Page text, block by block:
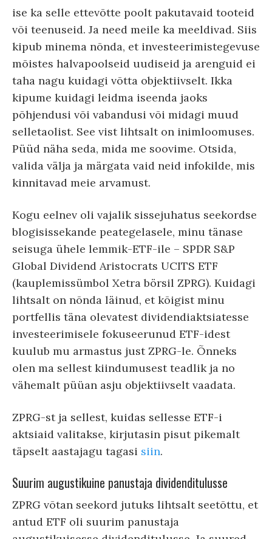
ise ka selle ettevõtte poolt pakutavaid tooteid
või teenuseid. Ja need meile ka meeldivad. Siis
kipub minema nõnda, et investeerimistegevuse
mõistes halvapoolseid uudiseid ja arenguid ei
taha nagu kuidagi võtta objektiivselt. Ikka
kipume kuidagi leidma iseenda jaoks
põhjendusi või vabandusi või midagi muud
selletaolist. See vist lihtsalt on inimloomuses.
Püüd näha seda, mida me soovime. Otsida,
valida välja ja märgata vaid neid infokilde, mis
kinnitavad meie arvamust.
Kogu eelnev oli vajalik sissejuhatus seekordse
blogisissekande peategelasele, minu tänase
seisuga ühele lemmik-ETF-ile – SPDR S&P
Global Dividend Aristocrats UCITS ETF
(kauplemissümbol Xetra börsil ZPRG). Kuidagi
lihtsalt on nõnda läinud, et kõigist minu
portfellis täna olevatest dividendiaktsiatesse
investeerimisele fokuseerunud ETF-idest
kuulub mu armastus just ZPRG-le. Õnneks
olen ma sellest kiindumusest teadlik ja no
vähemalt püüan asju objektiivselt vaadata.
ZPRG-st ja sellest, kuidas sellesse ETF-i
aktsiaid valitakse, kirjutasin pisut pikemalt
täpselt aastajagu tagasi siin.
Suurim augustikuine panustaja dividenditulusse
ZPRG võtan seekord jutuks lihtsalt seetõttu, et
antud ETF oli suurim panustaja